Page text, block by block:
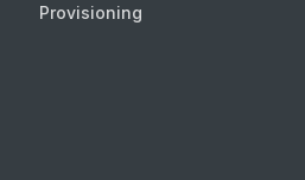
Provisioning